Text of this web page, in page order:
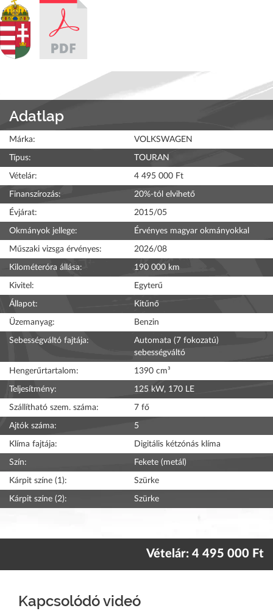
Adatlap
Márka: VOLKSWAGEN
Típus: TOURAN
Vételár: 4 495 000 Ft
Finanszírozás: 20%-tól elvihető
Évjárat: 2015/05
Okmányok jellege: Érvényes magyar okmányokkal
Műszaki vizsga érvényes: 2026/08
Kilométeróra állása: 190 000 km
Kivitel: Egyterű
Állapot: Kitűnő
Üzemanyag: Benzin
Sebességváltó fajtája:
Automata (7 fokozatú)
sebességváltó
Hengerűrtartalom: 1390 cm³
Teljesítmény: 125 kW, 170 LE
Szállítható szem. száma: 7 fő
Ajtók száma: 5
Klíma fajtája: Digitális kétzónás klíma
Szín: Fekete (metál)
Kárpit színe (1): Szürke
Kárpit színe (2): Szürke
Vételár: 4 495 000 Ft
Kapcsolódó videó